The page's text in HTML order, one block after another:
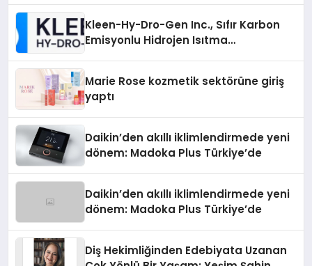
Kleen-Hy-Dro-Gen Inc., Sıfır Karbon
Emisyonlu Hidrojen Isıtma
Marie Rose kozmetik sektörüne giriş
yaptı
Daikin’den akıllı iklimlendirmede yeni
dönem: Madoka Plus Türkiye’de
Daikin’den akıllı iklimlendirmede yeni
dönem: Madoka Plus Türkiye’de
Diş Hekimliğinden Edebiyata Uzanan